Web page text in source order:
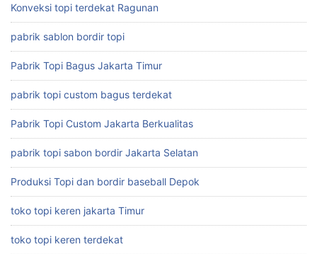
Konveksi topi terdekat Ragunan
pabrik sablon bordir topi
Pabrik Topi Bagus Jakarta Timur
pabrik topi custom bagus terdekat
Pabrik Topi Custom Jakarta Berkualitas
pabrik topi sabon bordir Jakarta Selatan
Produksi Topi dan bordir baseball Depok
toko topi keren jakarta Timur
toko topi keren terdekat